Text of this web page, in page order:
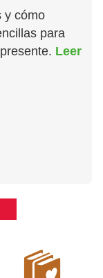
y cómo
para
Leer